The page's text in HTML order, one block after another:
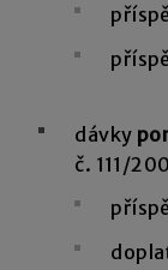
dávky
č. 111/